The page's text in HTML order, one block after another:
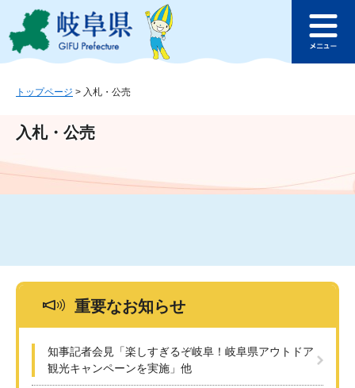
ジ
ュ
文
このページの本文へ
ュ
トップページ > 入札・公売
入札・公売
重要なお知らせ
知事記者会見「楽しすぎるぞ岐阜！岐阜県アウトドア
観光キャンペーンを実施」他